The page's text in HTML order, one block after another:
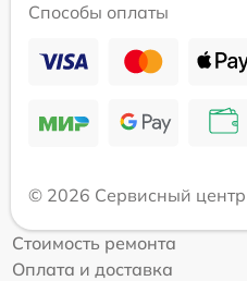
Способы оплаты
© 2026 Сервисный
Стоимость ремонта
Оплата и доставка